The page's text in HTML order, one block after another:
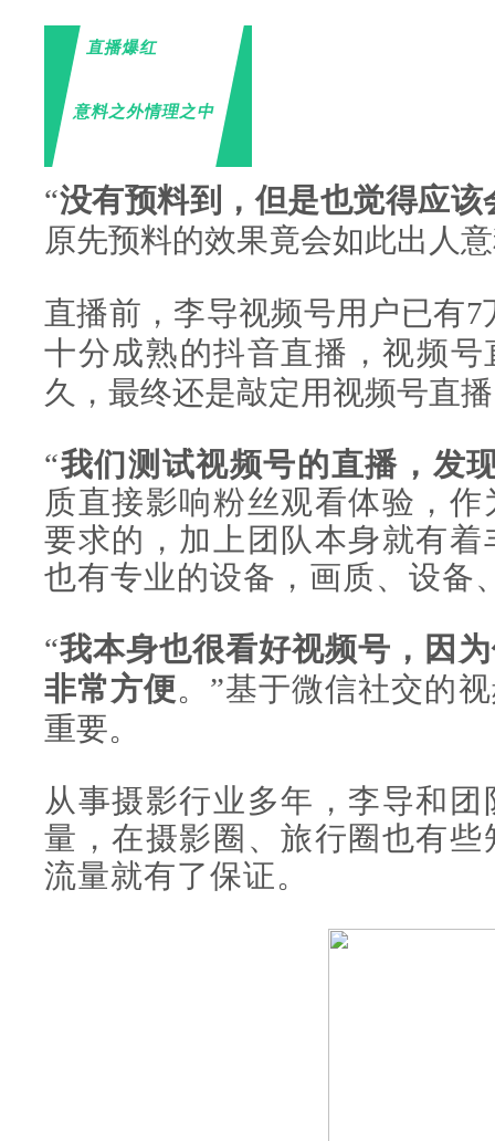
直播爆红
意料之外情理之中
“没有预料到，但是也觉得应该
原先预料的效果竟会如此出人
直播前，李导视频号用户已有
十分成熟的抖音直播，视频
久，最终还是敲定用视频号直
“我们测试视频号的直播，发
质直接影响粉丝观看体验，
要求的，加上团队本身就有
也有专业的设备，画质、设备
“我本身也很看好视频号，因
非常方便。”基于微信社交的
重要。
从事摄影行业多年，李导和
量，在摄影圈、旅行圈也有
流量就有了保证。